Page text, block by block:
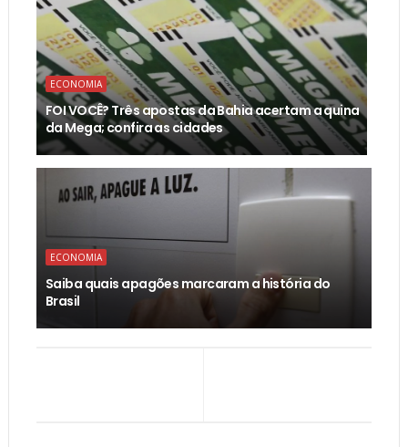
ECONOMIA
FOI VOCÊ? Três apostas da Bahia acertam a quina
da Mega; confira as cidades
ECONOMIA
Saiba quais apagões marcaram a história do
Brasil